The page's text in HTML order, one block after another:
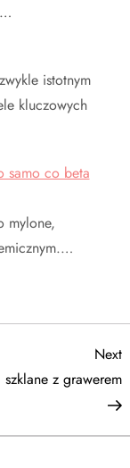
istotnym
kluczowych
samo co beta
mylone,
Next
szklane z grawerem